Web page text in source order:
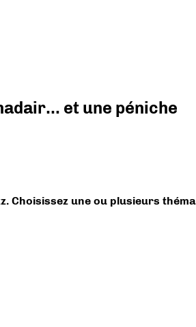
et une péniche
Choisissez une ou plusieurs